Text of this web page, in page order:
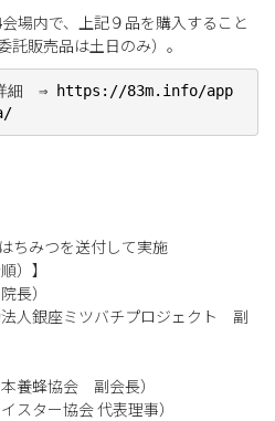
会場内で、上記９品を購入すること
託販売品は土日のみ）。
細 ⇒
https://83m.info/app
ちみつを送付して実施
順）】
長）
法人銀座ミツバチプロジェクト 副
養蜂協会 副会長）
スター協会 代表理事）